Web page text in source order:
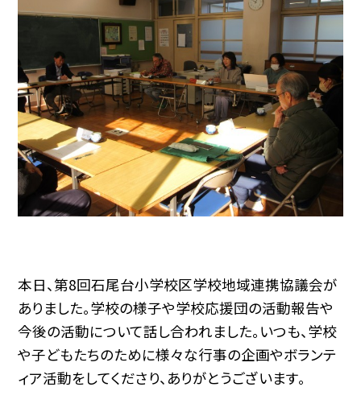
本日、第8回石尾台小学校区学校地域連携協議会が
ありました。学校の様子や学校応援団の活動報告や
今後の活動について話し合われました。いつも、学校
や子どもたちのために様々な行事の企画やボランテ
ィア活動をしてくださり、ありがとうございます。